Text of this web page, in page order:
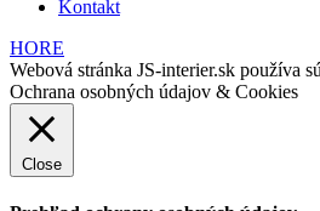
Kontakt
HORE
Webová stránka JS-interier.sk používa
Ochrana osobných údajov & Cookies
Close